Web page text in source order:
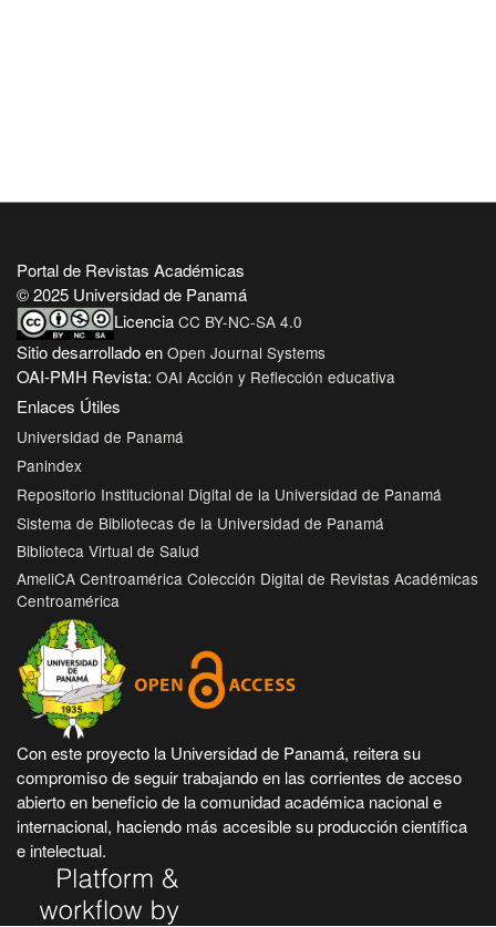
Portal de Revistas Académicas
© 2025 Universidad de Panamá
Licencia CC BY-NC-SA 4.0
Sitio desarrollado en Open Journal Systems
OAI-PMH Revista: OAI Acción y Reflección educativa
Enlaces Útiles
Universidad de Panamá
Panindex
Repositorio Institucional Digital de la Universidad de Panamá
Sistema de Bibliotecas de la Universidad de Panamá
Biblioteca Virtual de Salud
AmeliCA Centroamérica Colección Digital de Revistas Académicas
Centroamérica
Con este proyecto la Universidad de Panamá, reitera su
compromiso de seguir trabajando en las corrientes de acceso
abierto en beneficio de la comunidad académica nacional e
internacional, haciendo más accesible su producción científica
e intelectual.